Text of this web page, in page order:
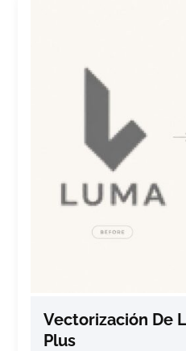
Vectorización De
Plus